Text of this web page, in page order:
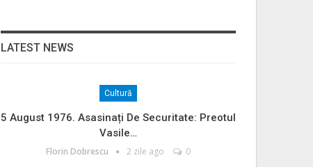
LATEST NEWS
Cultură
5 August 1976. Asasinați De Securitate: Preotul
Vasile…
Florin Dobrescu 2 zile ago 0